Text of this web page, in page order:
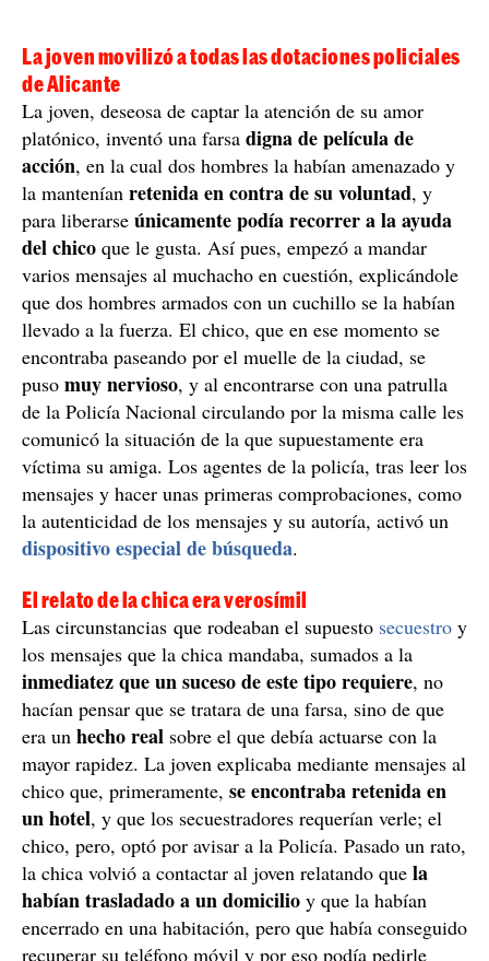
La joven movilizó a todas las dotaciones policiales
de Alicante
La joven, deseosa de captar la atención de su amor
platónico, inventó una farsa digna de película de
acción, en la cual dos hombres la habían amenazado y
la mantenían retenida en contra de su voluntad, y
para liberarse únicamente podía recorrer a la ayuda
del chico que le gusta. Así pues, empezó a mandar
varios mensajes al muchacho en cuestión, explicándole
que dos hombres armados con un cuchillo se la habían
llevado a la fuerza. El chico, que en ese momento se
encontraba paseando por el muelle de la ciudad, se
puso muy nervioso, y al encontrarse con una patrulla
de la Policía Nacional circulando por la misma calle les
comunicó la situación de la que supuestamente era
víctima su amiga. Los agentes de la policía, tras leer los
mensajes y hacer unas primeras comprobaciones, como
la autenticidad de los mensajes y su autoría, activó un
dispositivo especial de búsqueda.